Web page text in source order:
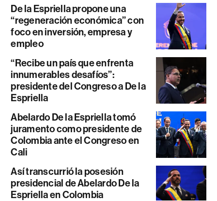
De la Espriella propone una
“regeneración económica” con
foco en inversión, empresa y
empleo
“Recibe un país que enfrenta
innumerables desafíos”:
presidente del Congreso a De la
Espriella
Abelardo De la Espriella tomó
juramento como presidente de
Colombia ante el Congreso en
Cali
Así transcurrió la posesión
presidencial de Abelardo De la
Espriella en Colombia